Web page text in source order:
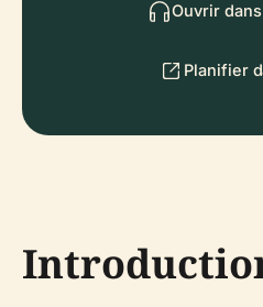
Ouvrir
Planifier